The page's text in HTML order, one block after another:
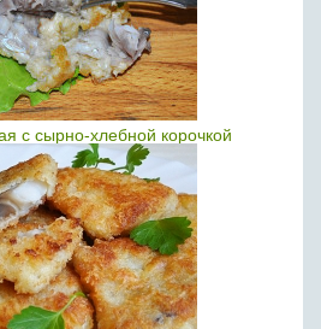
с сырно-хлебной корочкой